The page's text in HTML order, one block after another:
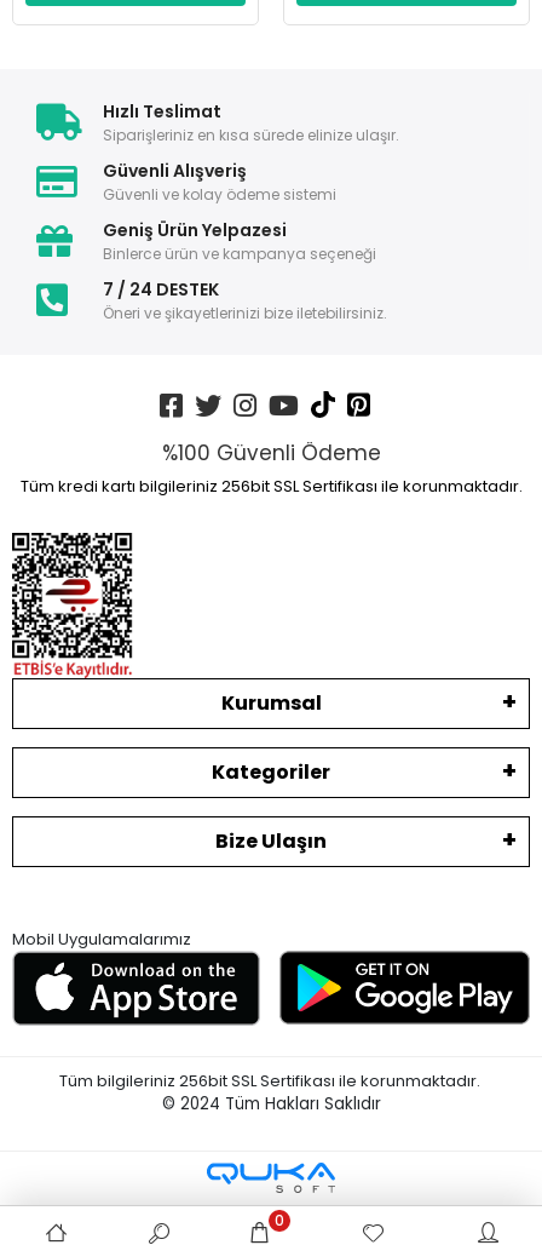
Hızlı Teslimat
Siparişleriniz en kısa sürede elinize ulaşır.
Güvenli Alışveriş
Güvenli ve kolay ödeme sistemi
Geniş Ürün Yelpazesi
Binlerce ürün ve kampanya seçeneği
7 / 24 DESTEK
Öneri ve şikayetlerinizi bize iletebilirsiniz.
%100 Güvenli Ödeme
Tüm kredi kartı bilgileriniz 256bit SSL Sertifikası ile korunmaktadır.
Kurumsal
Kategoriler
Bize Ulaşın
Mobil Uygulamalarımız
Tüm bilgileriniz 256bit SSL Sertifikası ile korunmaktadır.
© 2024 Tüm Hakları Saklıdır
0